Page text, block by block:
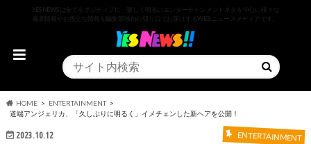
YESNEWSは全てをポジティブに、楽しく明るいエンターテインメントネタを中心に様々な
最新情報やお役立ち情報を編集部独自の切り口でお届けするWEBニュースメディアです。
HOME
ENTERTAINMENT
道端アンジェリカ、「久しぶりに明るく」イメチェンした新ヘアを公開！
2023.10.12 ENTERTAINMENT